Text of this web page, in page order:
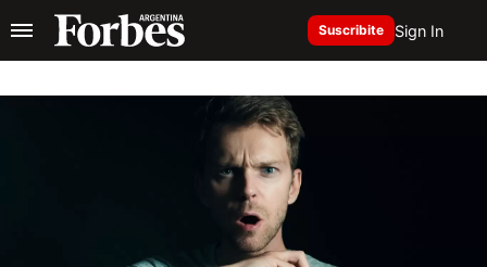
Suscribite Sign In